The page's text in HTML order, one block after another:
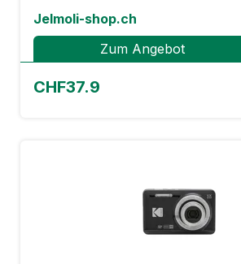
Jelmoli-shop.ch
Zum Angebot
CHF37.9